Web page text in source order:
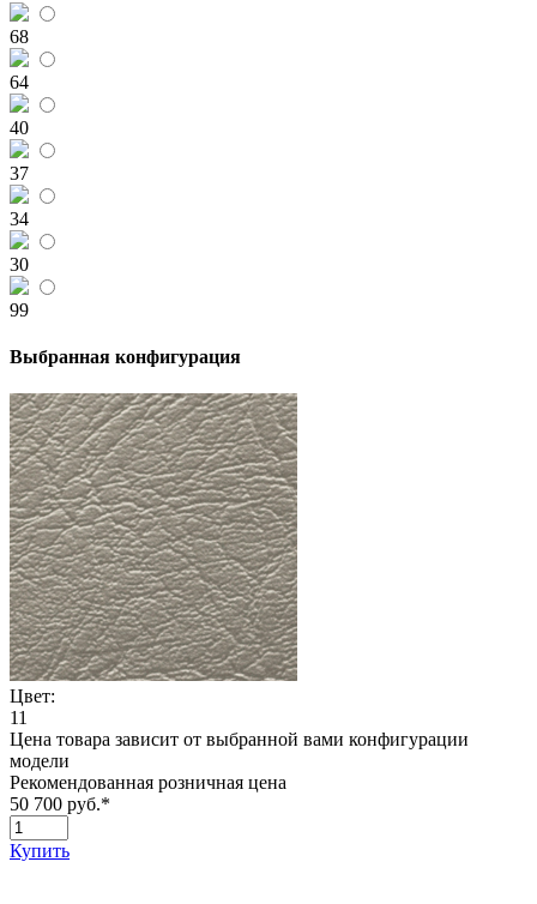
68
64
40
37
34
30
99
Выбранная конфигурация
Цвет:
11
Цена товара зависит от выбранной вами конфигурации
модели
Рекомендованная розничная цена
50 700 руб.*
Купить